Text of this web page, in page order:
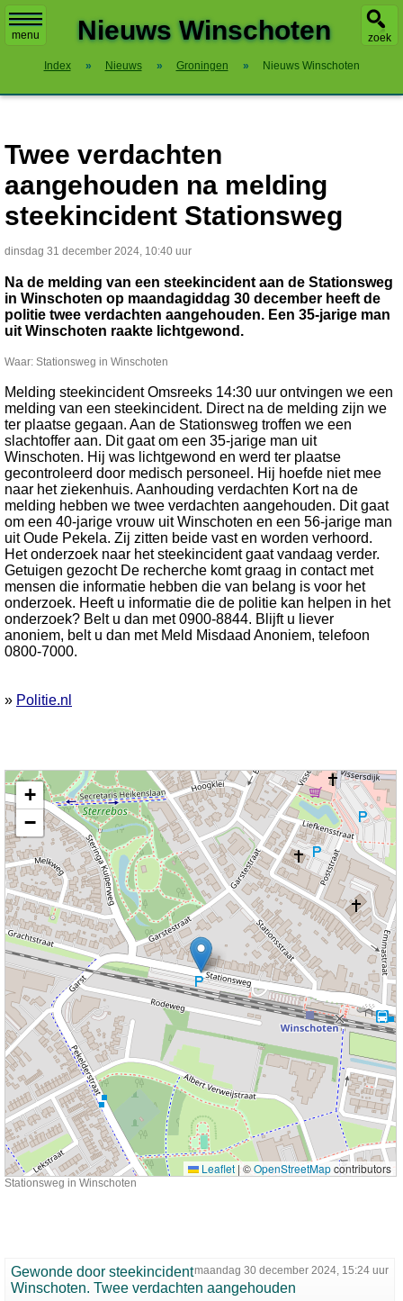
menu zoek
Nieuws Winschoten
Index » Nieuws » Groningen » Nieuws Winschoten
Twee verdachten
aangehouden na melding
steekincident Stationsweg
dinsdag 31 december 2024, 10:40 uur
Na de melding van een steekincident aan de Stationsweg
in Winschoten op maandagiddag 30 december heeft de
politie twee verdachten aangehouden. Een 35-jarige man
uit Winschoten raakte lichtgewond.
Waar: Stationsweg in Winschoten
Melding steekincident Omsreeks 14:30 uur ontvingen we een
melding van een steekincident. Direct na de melding zijn we
ter plaatse gegaan. Aan de Stationsweg troffen we een
slachtoffer aan. Dit gaat om een 35-jarige man uit
Winschoten. Hij was lichtgewond en werd ter plaatse
gecontroleerd door medisch personeel. Hij hoefde niet mee
naar het ziekenhuis. Aanhouding verdachten Kort na de
melding hebben we twee verdachten aangehouden. Dit gaat
om een 40-jarige vrouw uit Winschoten en een 56-jarige man
uit Oude Pekela. Zij zitten beide vast en worden verhoord.
Het onderzoek naar het steekincident gaat vandaag verder.
Getuigen gezocht De recherche komt graag in contact met
mensen die informatie hebben die van belang is voor het
onderzoek. Heeft u informatie die de politie kan helpen in het
onderzoek? Belt u dan met 0900-8844. Blijft u liever
anoniem, belt u dan met Meld Misdaad Anoniem, telefoon
0800-7000.
» Politie.nl
Kaart nieuws Winschoten. Locatie nieuws: 53.13976 / 7.03301 Stationsweg
+
−
Leaflet | ©OpenStreetMapcontributors
Stationsweg in Winschoten
maandag 30 december 2024, 15:24 uur
Gewonde door steekincident
Winschoten. Twee verdachten aangehouden